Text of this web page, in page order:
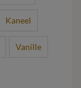
Kaneel
Vanille